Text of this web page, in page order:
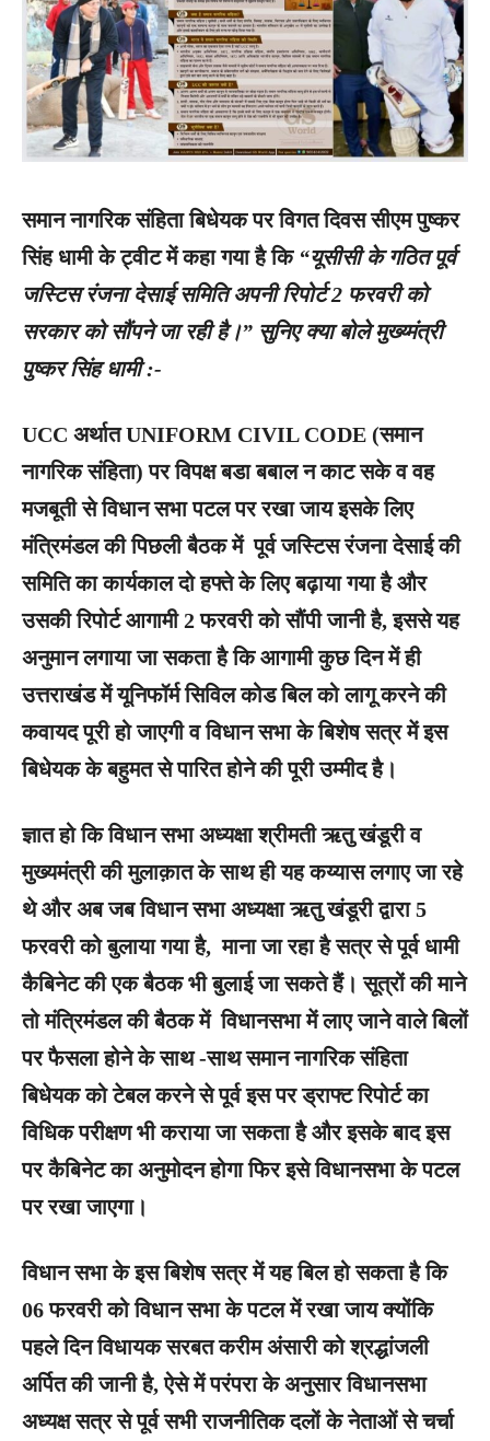
समान नागरिक संहिता बिधेयक पर विगत दिवस सीएम पुष्कर
सिंह धामी के ट्वीट में कहा गया है कि “यूसीसी के गठित पूर्व
जस्टिस रंजना देसाई समिति अपनी रिपोर्ट 2 फरवरी को
सरकार को सौंपने जा रही है।” सुनिए क्या बोले मुख्य्मंत्री
पुष्कर सिंह धामी :-
UCC अर्थात UNIFORM CIVIL CODE (समान
नागरिक संहिता) पर विपक्ष बडा बबाल न काट सके व वह
मजबूती से विधान सभा पटल पर रखा जाय इसके लिए
मंत्रिमंडल की पिछली बैठक में पूर्व जस्टिस रंजना देसाई की
समिति का कार्यकाल दो हफ्ते के लिए बढ़ाया गया है और
उसकी रिपोर्ट आगामी 2 फरवरी को सौंपी जानी है, इससे यह
अनुमान लगाया जा सकता है कि आगामी कुछ दिन में ही
उत्तराखंड में यूनिफॉर्म सिविल कोड बिल को लागू करने की
कवायद पूरी हो जाएगी व विधान सभा के बिशेष सत्र में इस
बिधेयक के बहुमत से पारित होने की पूरी उम्मीद है।
ज्ञात हो कि विधान सभा अध्यक्षा श्रीमती ऋतु खंडूरी व
मुख्यमंत्री की मुलाक़ात के साथ ही यह कय्यास लगाए जा रहे
थे और अब जब विधान सभा अध्यक्षा ऋतु खंडूरी द्वारा 5
फरवरी को बुलाया गया है, माना जा रहा है सत्र से पूर्व धामी
कैबिनेट की एक बैठक भी बुलाई जा सकते हैं। सूत्रों की माने
तो मंत्रिमंडल की बैठक में विधानसभा में लाए जाने वाले बिलों
पर फैसला होने के साथ -साथ समान नागरिक संहिता
बिधेयक को टेबल करने से पूर्व इस पर ड्राफ्ट रिपोर्ट का
विधिक परीक्षण भी कराया जा सकता है और इसके बाद इस
पर कैबिनेट का अनुमोदन होगा फिर इसे विधानसभा के पटल
पर रखा जाएगा।
विधान सभा के इस बिशेष सत्र में यह बिल हो सकता है कि
06 फरवरी को विधान सभा के पटल में रखा जाय क्योंकि
पहले दिन विधायक सरबत करीम अंसारी को श्रद्धांजली
अर्पित की जानी है, ऐसे में परंपरा के अनुसार विधानसभा
अध्यक्ष सत्र से पूर्व सभी राजनीतिक दलों के नेताओं से चर्चा